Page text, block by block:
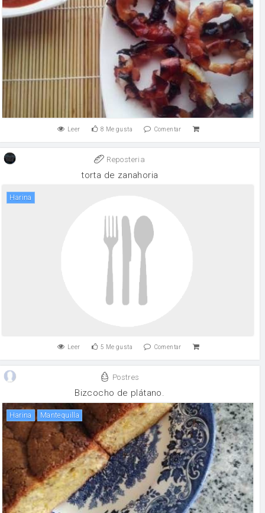
Leer 8 Me gusta Comentar
Reposteria
torta de zanahoria
harina
Leer 5 Me gusta Comentar
Postres
Bizcocho de plátano.
harina mantequilla